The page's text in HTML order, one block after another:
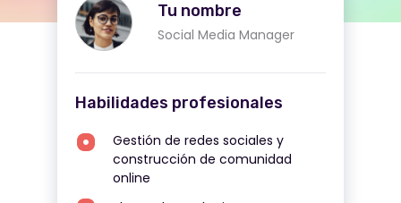
Habilidades profesionales
Tu nombre
Social Media Manager
Gestión de redes sociales y
construcción de comunidad
online